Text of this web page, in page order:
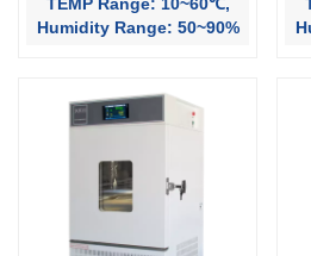
TEMP Range: 10~60℃,
Humidity Range: 50~90%